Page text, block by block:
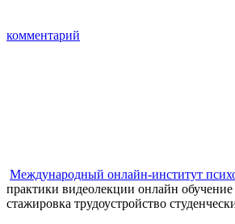
комментарий
Международный онлайн-институт
практики видеолекции онлайн обучение
стажировка трудоустройство